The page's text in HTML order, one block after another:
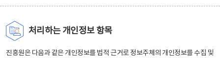
처리하는 개인정보 항목
진흥원은 다음과 같은 개인정보를 법적 근거로 정보주체의 개인정보를 수집 및